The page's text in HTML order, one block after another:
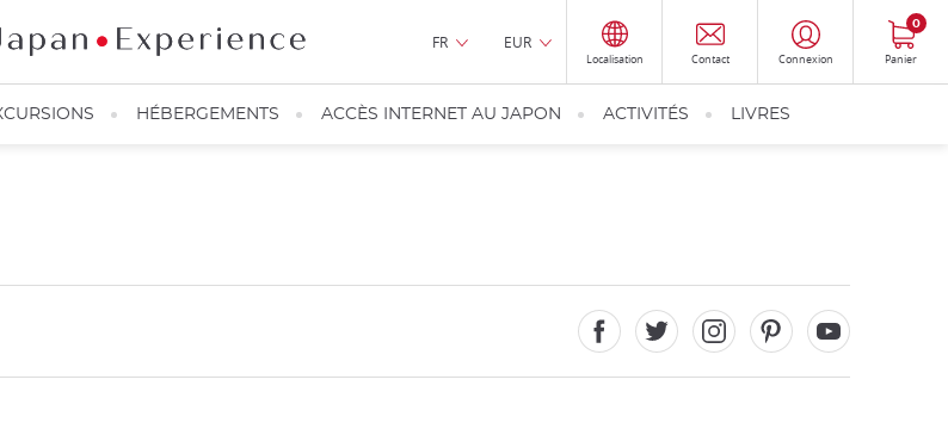
FR EUR
Localisation Contact Connexion Panier
0
HÉBERGEMENTS ACCÈS INTERNET AU JAPON ACTIVITÉS LIVRES